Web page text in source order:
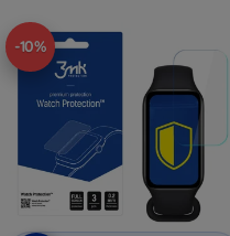
-10%